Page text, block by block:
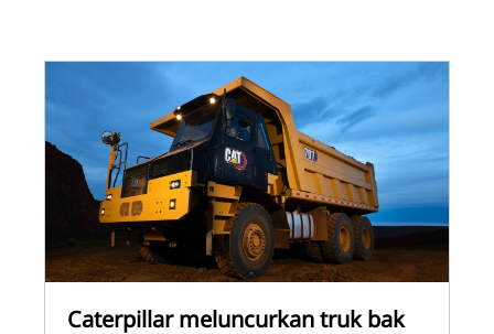
Caterpillar meluncurkan truk bak